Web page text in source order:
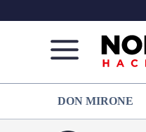
de
Ciudad
que
noticias,
DON MIRONE